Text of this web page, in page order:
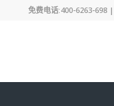
免费电话:400-6263-